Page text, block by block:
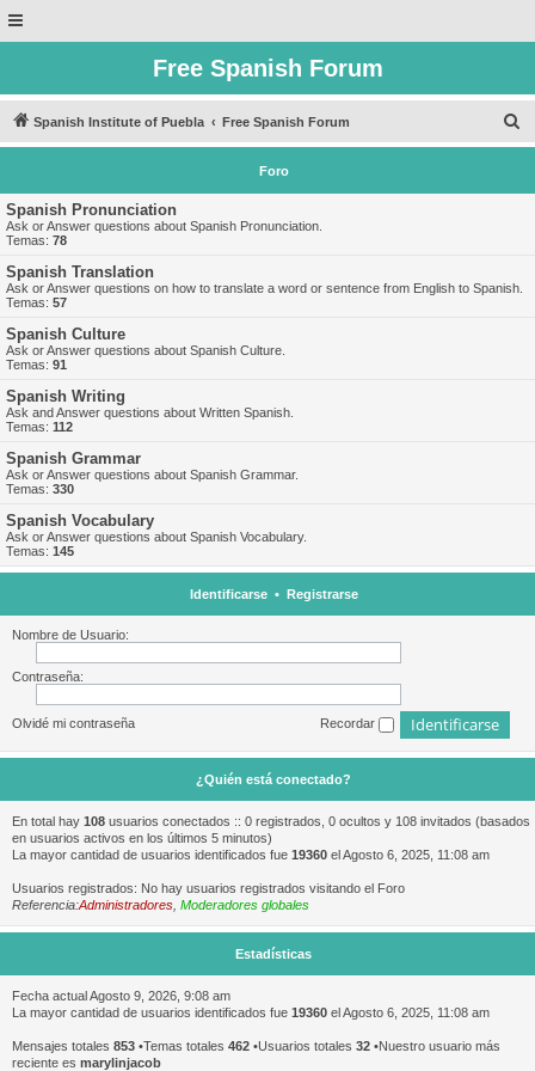
Free Spanish Forum
Spanish Institute of Puebla Free Spanish Forum
u
Foro
Spanish Pronunciation
Ask or Answer questions about Spanish Pronunciation.
Temas: 78
Spanish Translation
Ask or Answer questions on how to translate a word or sentence from English to Spanish.
Temas: 57
Spanish Culture
Ask or Answer questions about Spanish Culture.
Temas: 91
Spanish Writing
Ask and Answer questions about Written Spanish.
Temas: 112
Spanish Grammar
Ask or Answer questions about Spanish Grammar.
Temas: 330
Spanish Vocabulary
Ask or Answer questions about Spanish Vocabulary.
Temas: 145
Identificarse• Registrarse
Nombre de Usuario:
Contraseña:
Olvidé mi contraseña Recordar
¿Quién está conectado?
En total hay 108 usuarios conectados :: 0 registrados, 0 ocultos y 108 invitados (basados
en usuarios activos en los últimos 5 minutos)
La mayor cantidad de usuarios identificados fue 19360 el Agosto 6, 2025, 11:08 am
Usuarios registrados: No hay usuarios registrados visitando el Foro
Referencia:Administradores Moderadores globales
Estadísticas
Fecha actual Agosto 9, 2026, 9:08 am
La mayor cantidad de usuarios identificados fue 19360 el Agosto 6, 2025, 11:08 am
Mensajes totales 853 •Temas totales 462 •Usuarios totales 32 •Nuestro usuario más
reciente es marylinjacob